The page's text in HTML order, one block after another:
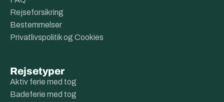
Rejseforsikring
Bestemmelser
Privatlivspolitik og Cookies
Rejsetyper
Aktiv ferie med tog
Badeferie med tog